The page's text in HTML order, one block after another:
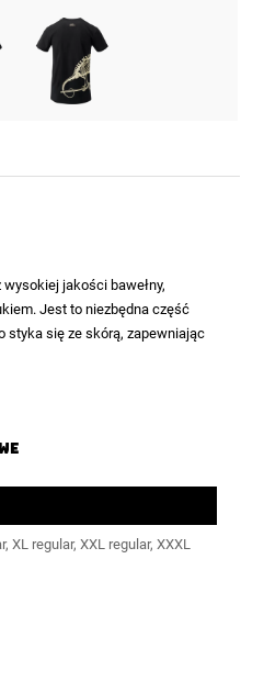
jakości bawełny,
Jest to niezbędna część
styka się ze skórą, zapewniając
XL regular, XXL regular, XXXL